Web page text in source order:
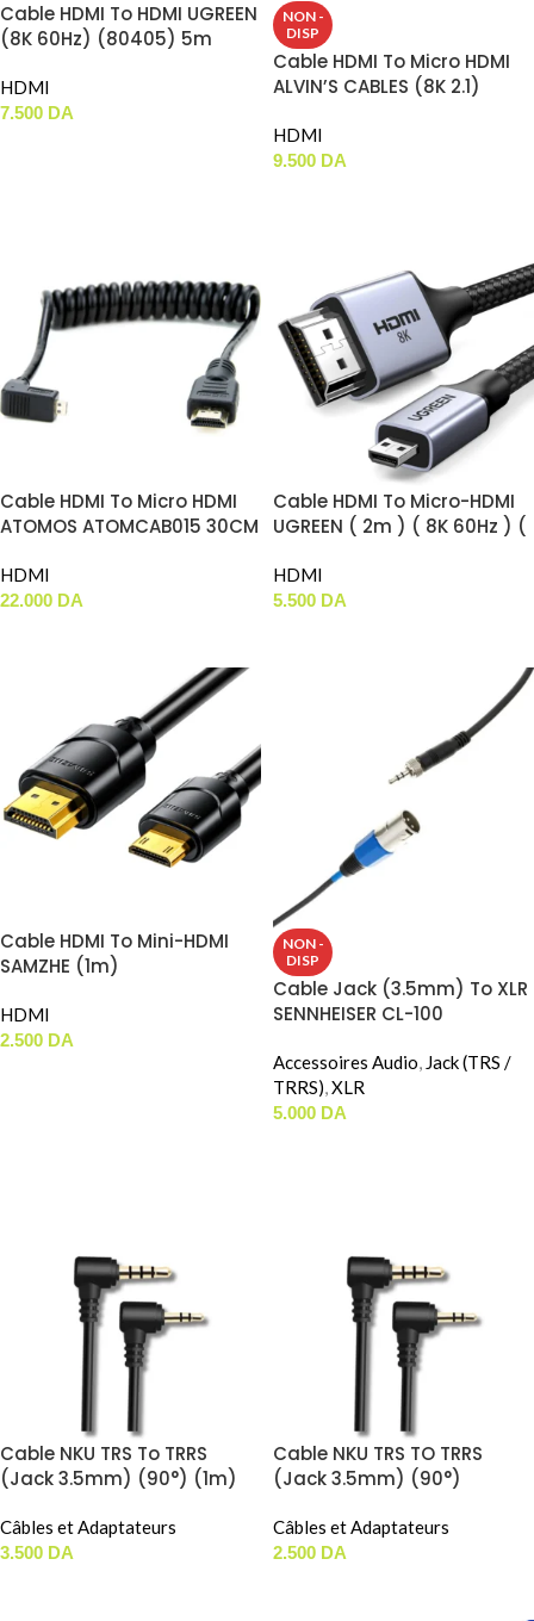
Cable HDMI To HDMI UGREEN
(8K 60Hz) (80405) 5m
HDMI
7.500 DA
NON -
DISP
Cable HDMI To Micro HDMI
ALVIN’S CABLES (8K 2.1)
HDMI
9.500 DA
Cable HDMI To Micro HDMI
ATOMOS ATOMCAB015 30CM
HDMI
22.000 DA
Cable HDMI To Micro-HDMI
UGREEN ( 2m ) ( 8K 60Hz ) (
HDMI
5.500 DA
Cable HDMI To Mini-HDMI
SAMZHE (1m)
HDMI
2.500 DA
NON -
DISP
Cable Jack (3.5mm) To XLR
SENNHEISER CL-100
Accessoires Audio, Jack (TRS /
TRRS),XLR
5.000 DA
Cable NKU TRS To TRRS
(Jack 3.5mm) (90°) (1m)
Câbles et Adaptateurs
3.500 DA
Cable NKU TRS TO TRRS
(Jack 3.5mm) (90°)
Câbles et Adaptateurs
2.500 DA